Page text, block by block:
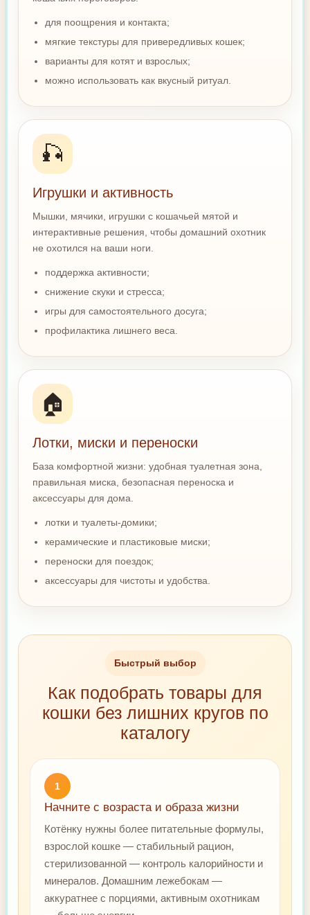
для поощрения и контакта;
мягкие текстуры для привередливых кошек;
варианты для котят и взрослых;
можно использовать как вкусный ритуал.
🎣
Игрушки и активность
Мышки, мячики, игрушки с кошачьей мятой и
интерактивные решения, чтобы домашний охотник
не охотился на ваши ноги.
поддержка активности;
снижение скуки и стресса;
игры для самостоятельного досуга;
профилактика лишнего веса.
🏠
Лотки, миски и переноски
База комфортной жизни: удобная туалетная зона,
правильная миска, безопасная переноска и
аксессуары для дома.
лотки и туалеты-домики;
керамические и пластиковые миски;
переноски для поездок;
аксессуары для чистоты и удобства.
Быстрый выбор
Как подобрать товары для
кошки без лишних кругов по
каталогу
1
Начните с возраста и образа жизни
Котёнку нужны более питательные формулы,
взрослой кошке — стабильный рацион,
стерилизованной — контроль калорийности и
минералов. Домашним лежебокам —
аккуратнее с порциями, активным охотникам